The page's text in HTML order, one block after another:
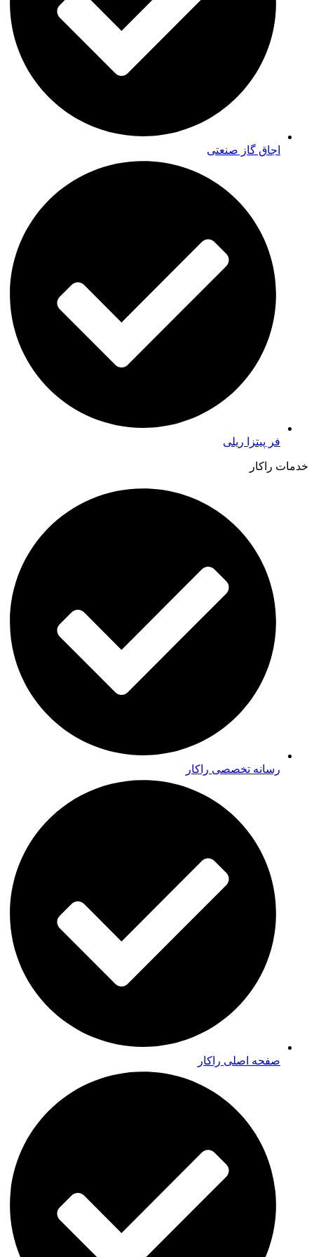
اجاق گاز صنعتی
فر پیتزا ریلی
خدمات راکار
رسانه تخصصی راکار
صفحه اصلی راکار